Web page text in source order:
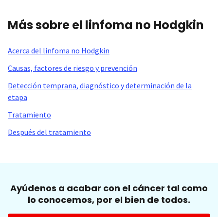
Más sobre el linfoma no Hodgkin
Acerca del linfoma no Hodgkin
Causas, factores de riesgo y prevención
Detección temprana, diagnóstico y determinación de la
etapa
Tratamiento
Después del tratamiento
Ayúdenos a acabar con el cáncer tal como
lo conocemos, por el bien de todos.